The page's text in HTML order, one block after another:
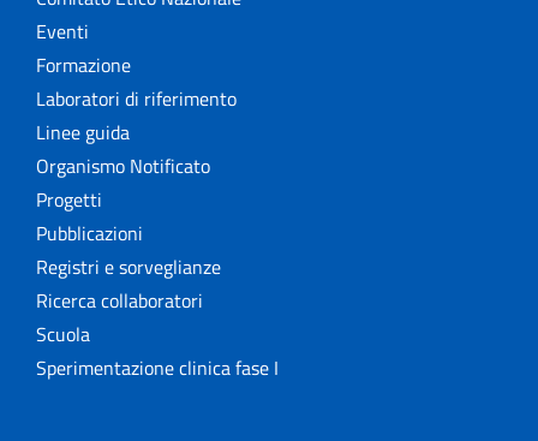
Eventi
Formazione
Laboratori di riferimento
Linee guida
Organismo Notificato
Progetti
Pubblicazioni
Registri e sorveglianze
Ricerca collaboratori
Scuola
Sperimentazione clinica fase I